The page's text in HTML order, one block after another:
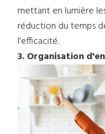
mettant en lumière
réduction du temps
l'efficacité.
3. Organisation